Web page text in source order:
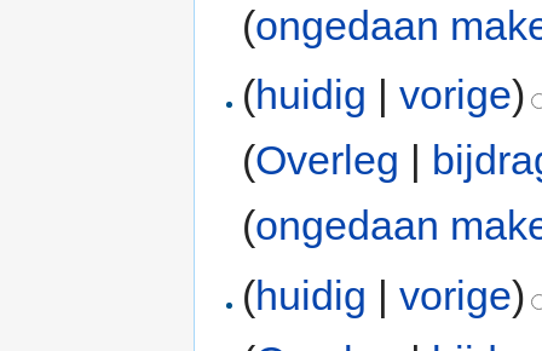
(ongedaan
(huidig |vorige)
(Overleg |
(ongedaan
(huidig |vorige)